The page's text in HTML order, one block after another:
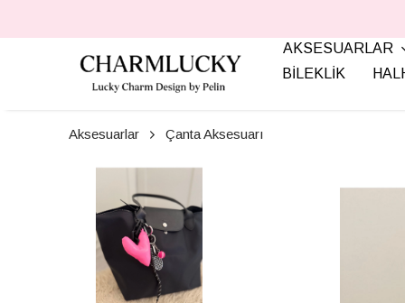
AKSESUARLAR
BİLEKLİK
Aksesuarlar Çanta Aksesuarı